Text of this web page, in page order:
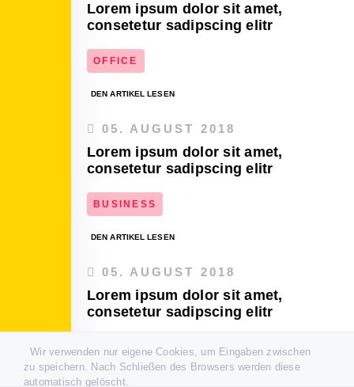
Wir verwenden nur eigene Cookies, um Eingaben zwischen
zu speichern. Nach Schließen des Browsers werden diese
automatisch gelöscht.
Lorem ipsum dolor sit amet,
consetetur sadipscing elitr
OFFICE
DEN ARTIKEL LESEN
05. AUGUST 2018
Lorem ipsum dolor sit amet,
consetetur sadipscing elitr
BUSINESS
DEN ARTIKEL LESEN
05. AUGUST 2018
Lorem ipsum dolor sit amet,
consetetur sadipscing elitr
BUSINESS CONSULTING
DEN ARTIKEL LESEN